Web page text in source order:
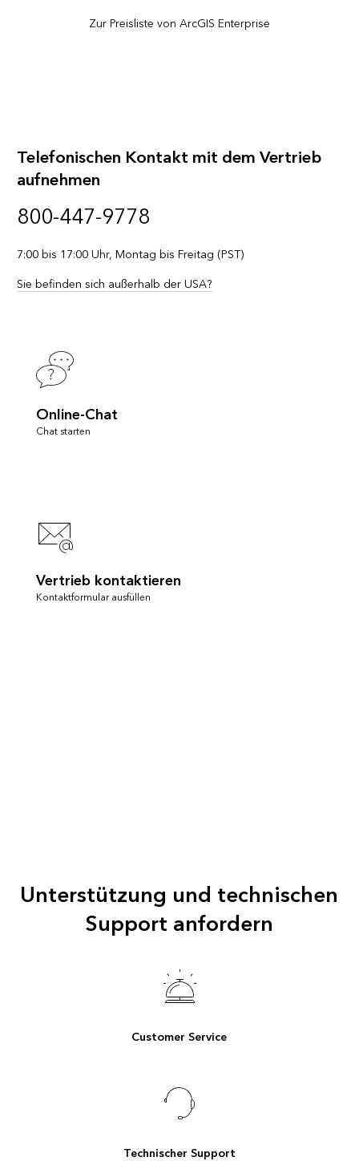
Zur Preisliste von ArcGIS Enterprise
Telefonischen Kontakt mit dem Vertrieb
aufnehmen
800-447-9778
7:00 bis 17:00 Uhr, Montag bis Freitag (PST)
Sie befinden sich außerhalb der USA?
Online-Chat
Chat starten
Vertrieb kontaktieren
Kontaktformular ausfüllen
Unterstützung und technischen
Support anfordern
Customer Service
Technischer Support